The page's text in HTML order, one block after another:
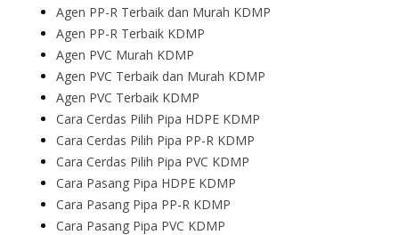
Agen PP-R Terbaik dan Murah KDMP
Agen PP-R Terbaik KDMP
Agen PVC Murah KDMP
Agen PVC Terbaik dan Murah KDMP
Agen PVC Terbaik KDMP
Cara Cerdas Pilih Pipa HDPE KDMP
Cara Cerdas Pilih Pipa PP-R KDMP
Cara Cerdas Pilih Pipa PVC KDMP
Cara Pasang Pipa HDPE KDMP
Cara Pasang Pipa PP-R KDMP
Cara Pasang Pipa PVC KDMP